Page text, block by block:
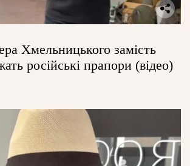
Хмельницького замість
російські прапори (відео)